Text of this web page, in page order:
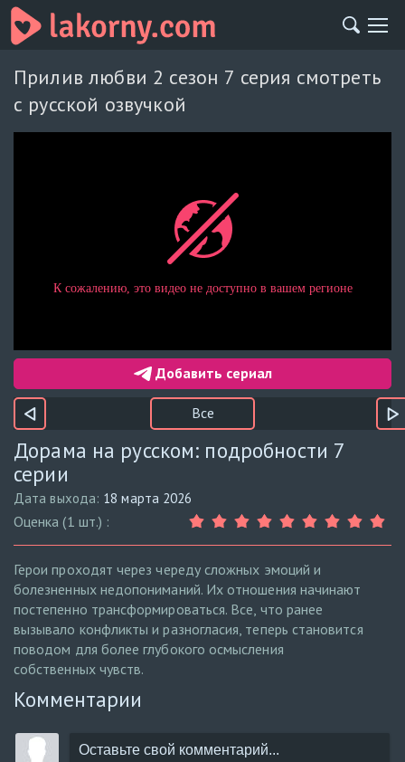
Прилив любви 2 сезон 7 серия смотреть
с русской озвучкой
Добавить сериал
Все
Дорама на русском: подробности 7
серии
Дата выхода: 18 марта 2026
Оценка (1 шт.) :
Герои проходят через череду сложных эмоций и
болезненных недопониманий. Их отношения начинают
постепенно трансформироваться. Все, что ранее
вызывало конфликты и разногласия, теперь становится
поводом для более глубокого осмысления
собственных чувств.
Комментарии